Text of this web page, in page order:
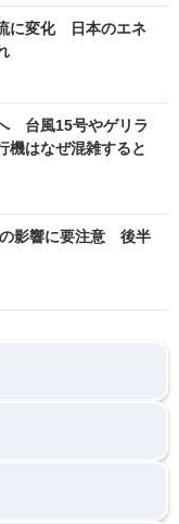
に変化 日本のエネ
台風15号やゲリラ
はなぜ混雑すると
影響に要注意 後半